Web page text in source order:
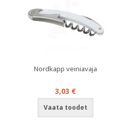
Nordkapp veiniavaja
3,03 €
Vaata toodet